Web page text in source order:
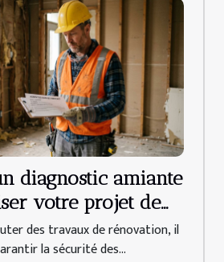
diagnostic amiante
votre projet de
des travaux de rénovation, il
la sécurité des...